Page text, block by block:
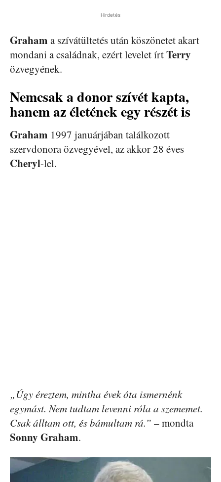
Hirdetés
Graham a szívátültetés után köszönetet akart
mondani a családnak, ezért levelet írtTerry
özvegyének.
Nemcsak a donor szívét kapta,
hanem az életének egy részét is
Graham 1997 januárjában találkozott
szervdonora özvegyével, az akkor 28 éves
Cheryl-lel.
„Úgy éreztem, mintha évek óta ismernénk
egymást. Nem tudtam levenni róla a szememet.
Csak álltam ott, és bámultam rá.” – mondta
Sonny Graham.